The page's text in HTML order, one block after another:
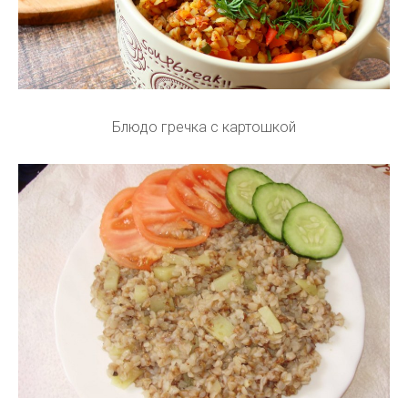
Блюдо гречка с картошкой